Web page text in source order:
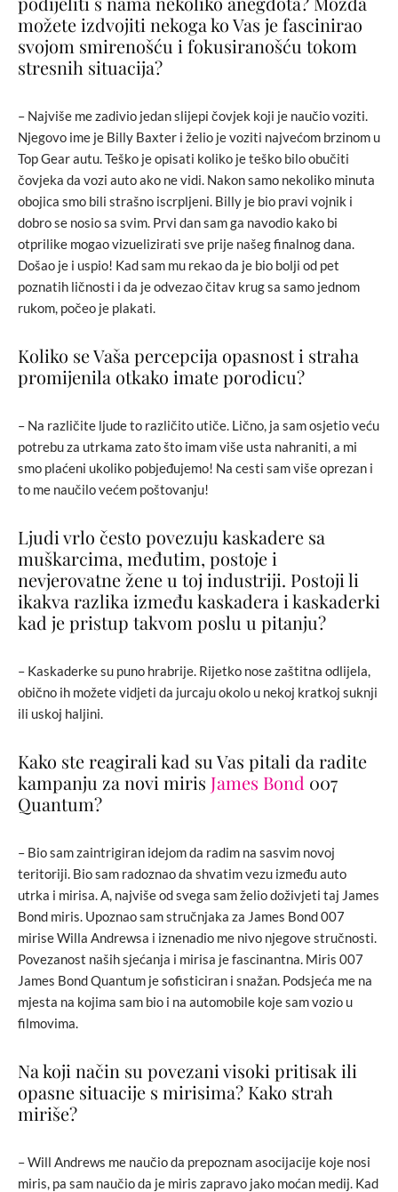
možete izdvojiti nekoga ko Vas je fascinirao
svojom smirenošću i fokusiranošću tokom
stresnih situacija?
– Najviše me zadivio jedan slijepi čovjek koji je naučio voziti.
Njegovo ime je Billy Baxter i želio je voziti najvećom brzinom u
Top Gear autu. Teško je opisati koliko je teško bilo obučiti
čovjeka da vozi auto ako ne vidi. Nakon samo nekoliko minuta
obojica smo bili strašno iscrpljeni. Billy je bio pravi vojnik i
dobro se nosio sa svim. Prvi dan sam ga navodio kako bi
otprilike mogao vizuelizirati sve prije našeg finalnog dana.
Došao je i uspio! Kad sam mu rekao da je bio bolji od pet
poznatih ličnosti i da je odvezao čitav krug sa samo jednom
rukom, počeo je plakati.
Koliko se Vaša percepcija opasnost i straha
promijenila otkako imate porodicu?
– Na različite ljude to različito utiče. Lično, ja sam osjetio veću
potrebu za utrkama zato što imam više usta nahraniti, a mi
smo plaćeni ukoliko pobjeđujemo! Na cesti sam više oprezan i
to me naučilo većem poštovanju!
Ljudi vrlo često povezuju kaskadere sa
muškarcima, međutim, postoje i
nevjerovatne žene u toj industriji. Postoji li
ikakva razlika između kaskadera i kaskaderki
kad je pristup takvom poslu u pitanju?
– Kaskaderke su puno hrabrije. Rijetko nose zaštitna odlijela,
obično ih možete vidjeti da jurcaju okolo u nekoj kratkoj suknji
ili uskoj haljini.
Kako ste reagirali kad su Vas pitali da radite
kampanju za novi miris James Bond 007
Quantum?
– Bio sam zaintrigiran idejom da radim na sasvim novoj
teritoriji. Bio sam radoznao da shvatim vezu između auto
utrka i mirisa. A, najviše od svega sam želio doživjeti taj James
Bond miris. Upoznao sam stručnjaka za James Bond 007
mirise Willa Andrewsa i iznenadio me nivo njegove stručnosti.
Povezanost naših sjećanja i mirisa je fascinantna. Miris 007
James Bond Quantum je sofisticiran i snažan. Podsjeća me na
mjesta na kojima sam bio i na automobile koje sam vozio u
filmovima.
Na koji način su povezani visoki pritisak ili
opasne situacije s mirisima? Kako strah
miriše?
– Will Andrews me naučio da prepoznam asocijacije koje nosi
miris, pa sam naučio da je miris zapravo jako moćan medij. Kad